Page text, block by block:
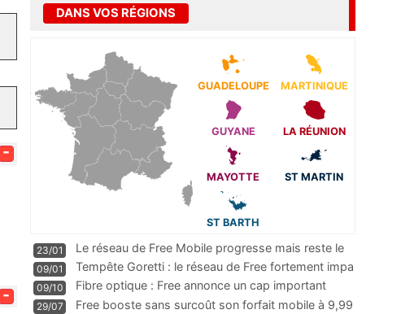
-
-
DANS VOS RÉGIONS
GUADELOUPE MARTINIQUE
GUYANE LA RÉUNION
MAYOTTE ST MARTIN
ST BARTH
23/01
Le réseau de Free Mobile progresse mais reste le
m
...
09/01
Tempête Goretti : le réseau de Free fortement impa
09/10
Fibre optique : Free annonce un cap important
pass
...
29/07
Free booste sans surcoût son forfait mobile à 9,99